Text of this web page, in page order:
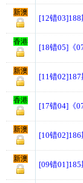
新澳
[12错
香港
[18错05]
新澳
[11错
香港
[17错04]
新澳
[10错
新澳
[09错